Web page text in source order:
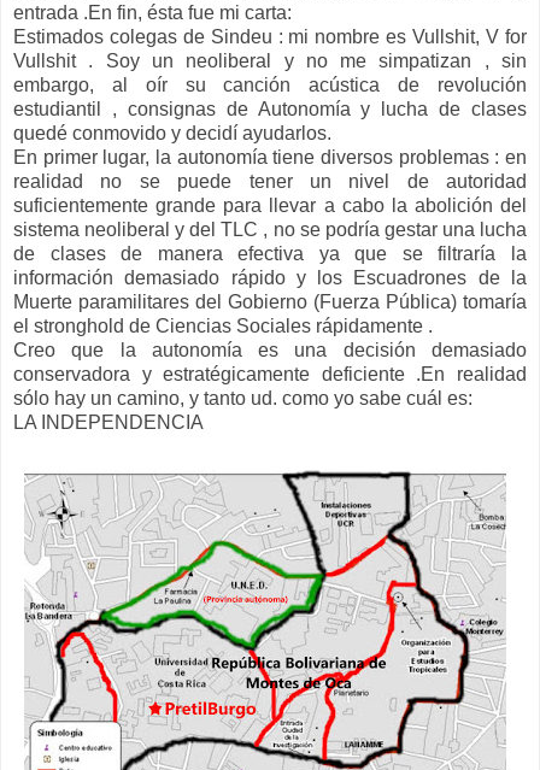
entrada .En fin, ésta fue mi carta:
Estimados colegas de Sindeu : mi nombre es Vullshit, V for
Vullshit . Soy un neoliberal y no me simpatizan , sin
embargo, al oír su canción acústica de revolución
estudiantil , consignas de Autonomía y lucha de clases
quedé conmovido y decidí ayudarlos.
En primer lugar, la autonomía tiene diversos problemas : en
realidad no se puede tener un nivel de autoridad
suficientemente grande para llevar a cabo la abolición del
sistema neoliberal y del TLC , no se podría gestar una lucha
de clases de manera efectiva ya que se filtraría la
información demasiado rápido y los Escuadrones de la
Muerte paramilitares del Gobierno (Fuerza Pública) tomaría
el stronghold de Ciencias Sociales rápidamente .
Creo que la autonomía es una decisión demasiado
conservadora y estratégicamente deficiente .En realidad
sólo hay un camino, y tanto ud. como yo sabe cuál es:
LA INDEPENDENCIA